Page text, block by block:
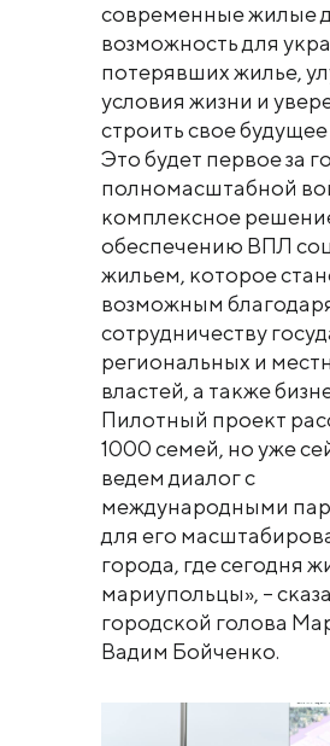
современные жилые
возможность для
потерявших жилье,
условия жизни и
строить свое
Это будет первое за
полномасштабной
комплексное
обеспечению ВПЛ
жильем, которое
возможным
сотрудничеству
региональных и
властей, а также
Пилотный проект
1000 семей, но уже
ведем диалог с
международными
для его
города, где сегодня
мариупольцы», –
городской голова
Вадим Бойченко.